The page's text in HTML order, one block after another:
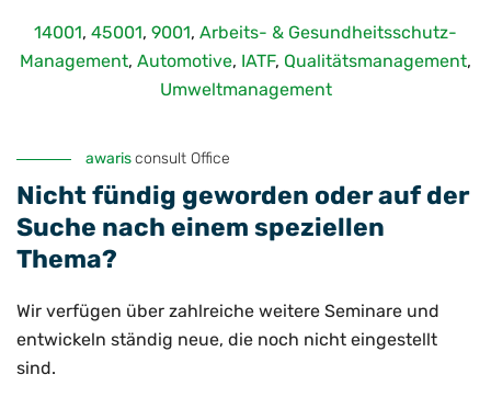
14001, 45001, 9001, Arbeits- & Gesundheitsschutz-
Management, Automotive, IATF, Qualitätsmanagement,
Umweltmanagement
awarisconsult Office
Nicht fündig geworden oder auf der
Suche nach einem speziellen
Thema?
Wir verfügen über zahlreiche weitere Seminare und
entwickeln ständig neue, die noch nicht eingestellt
sind.